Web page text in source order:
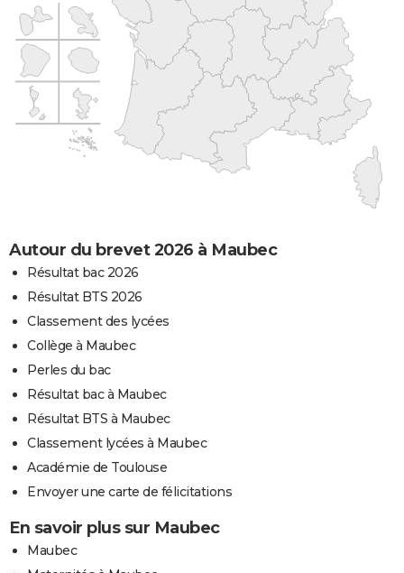
Autour du brevet 2026 à Maubec
Résultat bac 2026
Résultat BTS 2026
Classement des lycées
Collège à Maubec
Perles du bac
Résultat bac à Maubec
Résultat BTS à Maubec
Classement lycées à Maubec
Académie de Toulouse
Envoyer une carte de félicitations
En savoir plus sur Maubec
Maubec